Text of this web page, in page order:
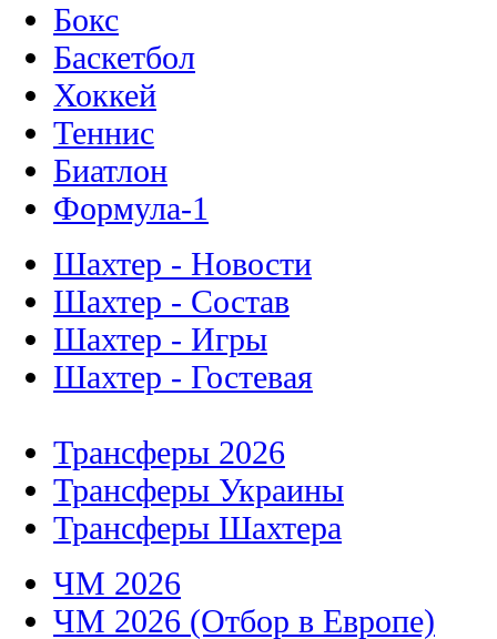
Бокс
Баскетбол
Хоккей
Теннис
Биатлон
Формула-1
Шахтер - Новости
Шахтер - Состав
Шахтер - Игры
Шахтер - Гостевая
Трансферы 2026
Трансферы Украины
Трансферы Шахтера
ЧМ 2026
ЧМ 2026 (Отбор в Европе)